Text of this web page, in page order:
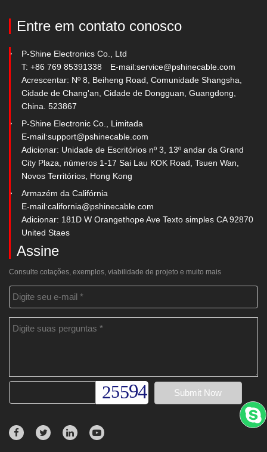
Entre em contato conosco
P-Shine Electronics Co., Ltd
T: +86 769 85391338
E-mail:service@pshinecable.com
Acrescentar: Nº 8, Beiheng Road, Comunidade Shangsha,
Cidade de Chang'an, Cidade de Dongguan, Guangdong,
China. 523867
P-Shine Electronic Co., Limitada
E-mail:support@pshinecable.com
Adicionar: Unidade de Escritórios nº 3, 13º andar da Grand
City Plaza, números 1-17 Sai Lau KOK Road, Tsuen Wan,
Novos Territórios, Hong Kong
Armazém da Califórnia
E-mail:california@pshinecable.com
Adicionar: 181D W Orangethope Ave Texto simples CA 92870
United Staes
Assine
Consulte cotações, exemplos, viabilidade de projeto e muito mais